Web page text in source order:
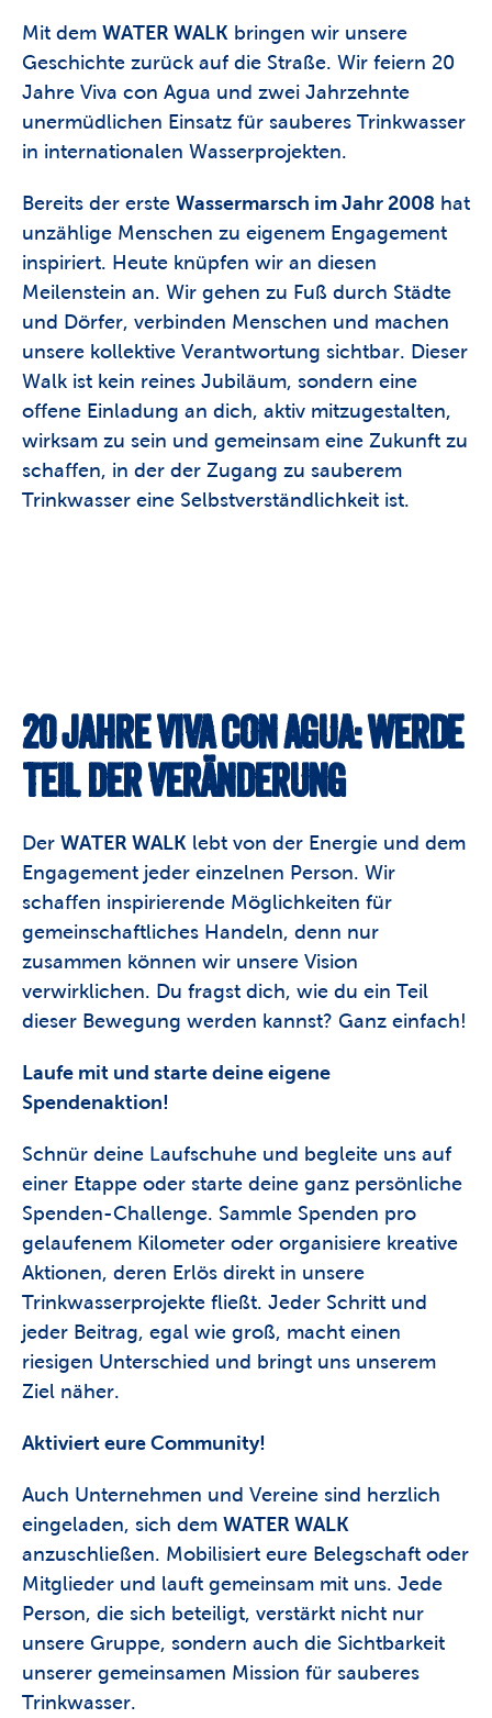
Mit dem WATER WALK bringen wir unsere
Geschichte zurück auf die Straße. Wir feiern 20
Jahre Viva con Agua und zwei Jahrzehnte
unermüdlichen Einsatz für sauberes Trinkwasser
in internationalen Wasserprojekten.
Bereits der erste Wassermarsch im Jahr 2008 hat
unzählige Menschen zu eigenem Engagement
inspiriert. Heute knüpfen wir an diesen
Meilenstein an. Wir gehen zu Fuß durch Städte
und Dörfer, verbinden Menschen und machen
unsere kollektive Verantwortung sichtbar. Dieser
Walk ist kein reines Jubiläum, sondern eine
offene Einladung an dich, aktiv mitzugestalten,
wirksam zu sein und gemeinsam eine Zukunft zu
schaffen, in der der Zugang zu sauberem
Trinkwasser eine Selbstverständlichkeit ist.
20 JAHRE VIVA CON AGUA: WERDE
TEIL DER VERÄNDERUNG
Der WATER WALK lebt von der Energie und dem
Engagement jeder einzelnen Person. Wir
schaffen inspirierende Möglichkeiten für
gemeinschaftliches Handeln, denn nur
zusammen können wir unsere Vision
verwirklichen. Du fragst dich, wie du ein Teil
dieser Bewegung werden kannst? Ganz einfach!
Laufe mit und starte deine eigene
Spendenaktion!
Schnür deine Laufschuhe und begleite uns auf
einer Etappe oder starte deine ganz persönliche
Spenden-Challenge. Sammle Spenden pro
gelaufenem Kilometer oder organisiere kreative
Aktionen, deren Erlös direkt in unsere
Trinkwasserprojekte fließt. Jeder Schritt und
jeder Beitrag, egal wie groß, macht einen
riesigen Unterschied und bringt uns unserem
Ziel näher.
Aktiviert eure Community!
Auch Unternehmen und Vereine sind herzlich
eingeladen, sich dem WATER WALK
anzuschließen. Mobilisiert eure Belegschaft oder
Mitglieder und lauft gemeinsam mit uns. Jede
Person, die sich beteiligt, verstärkt nicht nur
unsere Gruppe, sondern auch die Sichtbarkeit
unserer gemeinsamen Mission für sauberes
Trinkwasser.